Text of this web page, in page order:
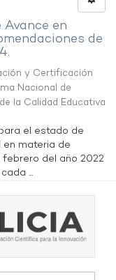
en
de
y Certificación
Nacional de
la Calidad Educativa
el estado de
en materia de
del año 2022
...